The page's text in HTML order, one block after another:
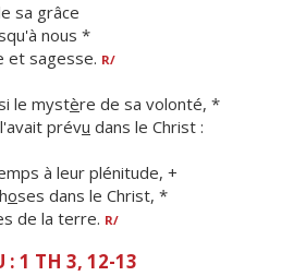
sa grâce
nous *
et sagesse. R/
le mystère de sa volonté, *
prévu dans le Christ :
à leur plénitude, +
oses dans le Christ, *
de la terre. R/
: 1 TH 3, 12-13